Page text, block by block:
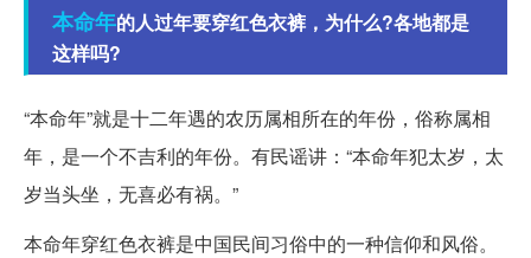
本命年的人过年要穿红色衣裤，为什么?各地都是
这样吗?
“本命年”就是十二年遇的农历属相所在的年份，俗称属相
年，是一个不吉利的年份。有民谣讲：“本命年犯太岁，太
岁当头坐，无喜必有祸。”
本命年穿红色衣裤是中国民间习俗中的一种信仰和风俗。